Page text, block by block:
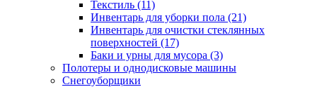
Текстиль (11)
Инвентарь для уборки пола (21)
Инвентарь для очистки стеклянных
поверхностей (17)
Баки и урны для мусора (3)
Полотеры и однодисковые машины
Снегоуборщики